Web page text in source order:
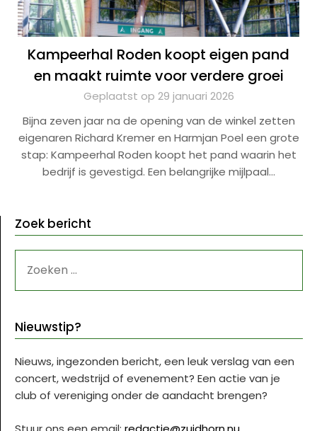
Kampeerhal Roden koopt eigen pand
en maakt ruimte voor verdere groei
Geplaatst op 29 januari 2026
Bijna zeven jaar na de opening van de winkel zetten
eigenaren Richard Kremer en Harmjan Poel een grote
stap: Kampeerhal Roden koopt het pand waarin het
bedrijf is gevestigd. Een belangrijke mijlpaal…
Zoek bericht
NAAR:
Nieuwstip?
Nieuws, ingezonden bericht, een leuk verslag van een
concert, wedstrijd of evenement? Een actie van je
club of vereniging onder de aandacht brengen?